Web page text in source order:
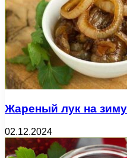
Жареный лук на зиму
02.12.2024